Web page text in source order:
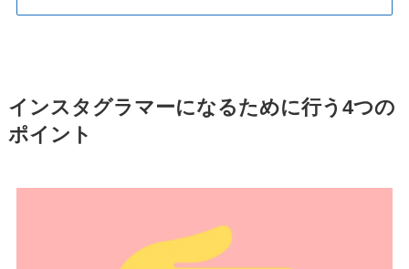
インスタグラマーになるために行う4つの
ポイント